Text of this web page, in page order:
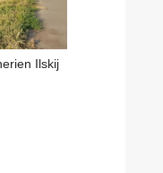
Ilskij